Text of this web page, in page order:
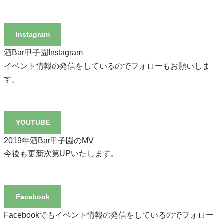
Instagram
酒Bar甲子園Instagram
イベント情報の発信をしているのでフォローもお願いしま
す。
YOUTUBE
2019年酒Bar甲子園のMV
今後も更新次第UPいたします。
Facebook
Facebookでもイベント情報の発信をしているのでフォロー